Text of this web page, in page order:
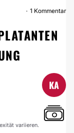
1 Kommentar
KA
variieren.